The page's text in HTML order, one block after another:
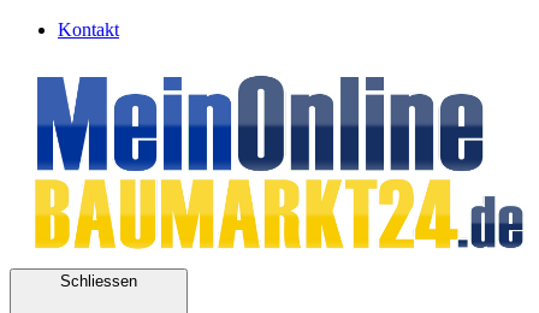
Kontakt
Schliessen